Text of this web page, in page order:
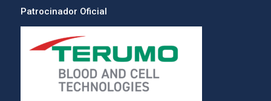
Patrocinador Oficial